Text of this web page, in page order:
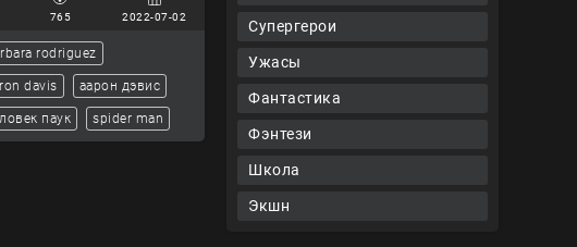
Супергерои
Ужасы
Фантастика
Фэнтези
Школа
Экшн
765 2022-07-02
rodriguez
davis аарон дэвис
паук spider man